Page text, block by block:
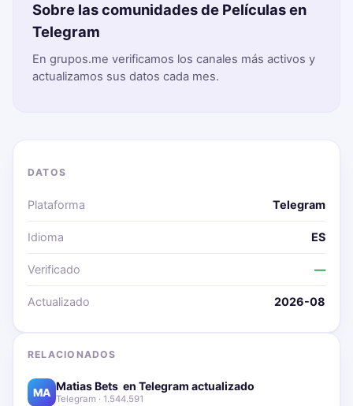
Sobre las comunidades de Películas en
Telegram
En grupos.me verificamos los canales más activos y
actualizamos sus datos cada mes.
DATOS
Plataforma Telegram
Idioma ES
Verificado —
Actualizado 2026-08
RELACIONADOS
MA Matias Bets ‍ en Telegram actualizado📱🔥
Telegram · 1.544.591